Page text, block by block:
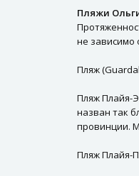
Пляжи
не зависимо
Пляж
Пляж Плайя-
назван так
провинции.
Пляж Плайя-